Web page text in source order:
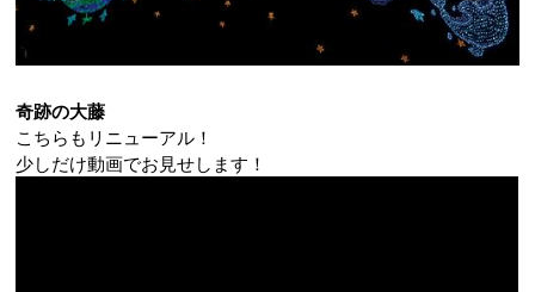
奇跡の大藤
こちらもリニューアル！
少しだけ動画でお見せします！